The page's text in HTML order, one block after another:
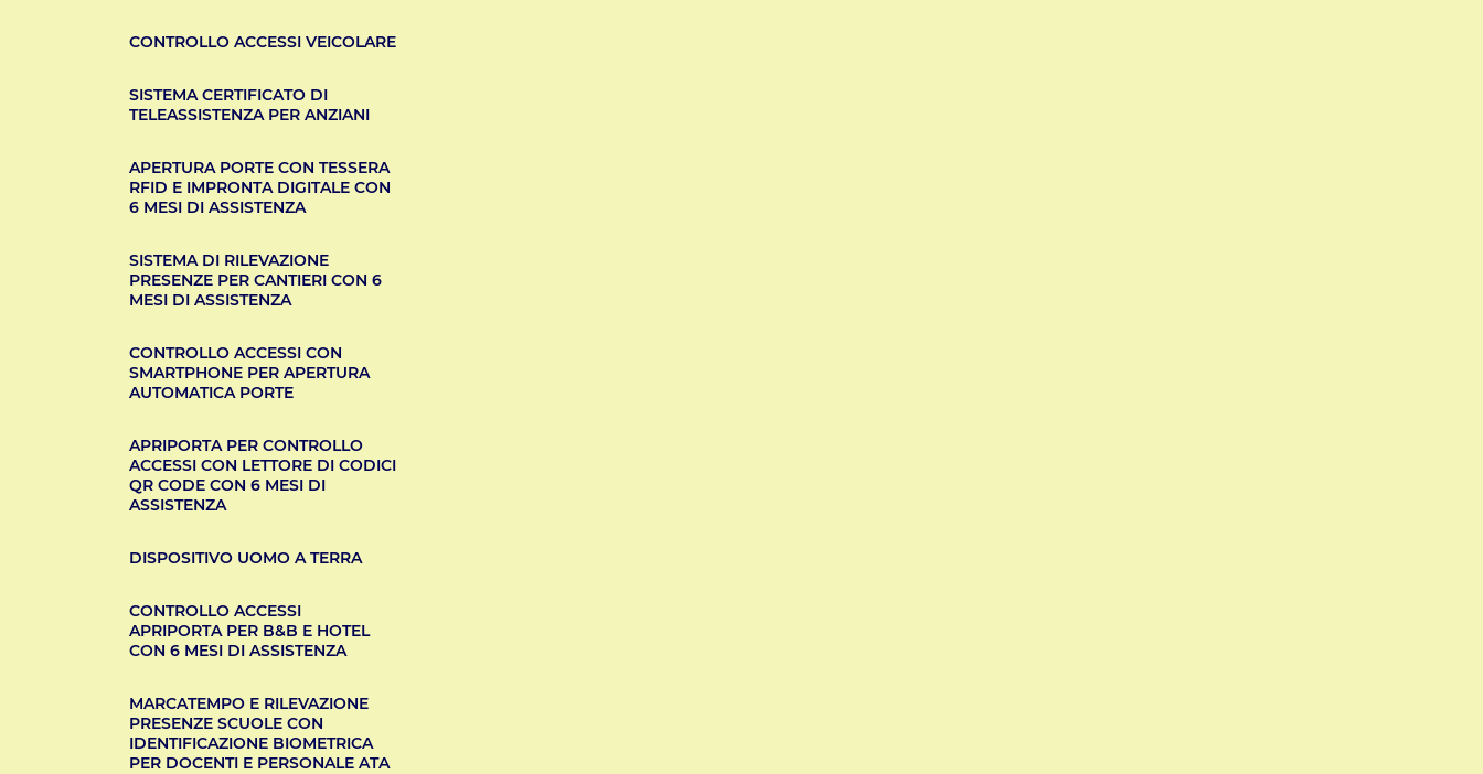
CONTROLLO ACCESSI VEICOLARE
SISTEMA CERTIFICATO DI
TELEASSISTENZA PER ANZIANI
APERTURA PORTE CON TESSERA
RFID E IMPRONTA DIGITALE CON
6 MESI DI ASSISTENZA
SISTEMA DI RILEVAZIONE
PRESENZE PER CANTIERI CON 6
MESI DI ASSISTENZA
CONTROLLO ACCESSI CON
SMARTPHONE PER APERTURA
AUTOMATICA PORTE
APRIPORTA PER CONTROLLO
ACCESSI CON LETTORE DI CODICI
QR CODE CON 6 MESI DI
ASSISTENZA
DISPOSITIVO UOMO A TERRA
CONTROLLO ACCESSI
APRIPORTA PER B&B E HOTEL
CON 6 MESI DI ASSISTENZA
MARCATEMPO E RILEVAZIONE
PRESENZE SCUOLE CON
IDENTIFICAZIONE BIOMETRICA
PER DOCENTI E PERSONALE ATA